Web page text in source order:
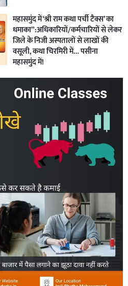
महासमुंद में ‘श्री राम कथा पर्ची टैक्स’ का
धमाका”:अधिकारियों/कर्मचारियों से लेकर
जिले के निजी अस्पतालों से लाखों की
वसूली, कथा चिरमिरी में… पसीना
महासमुंद में!